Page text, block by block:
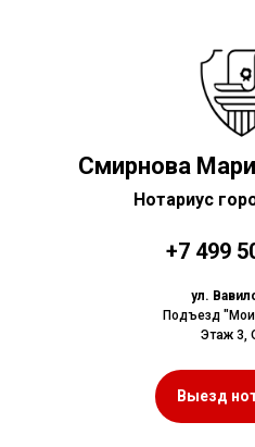
Смирнова
Нотариус
+7 499
ул.
Подъезд
Этаж 3,
Выезд